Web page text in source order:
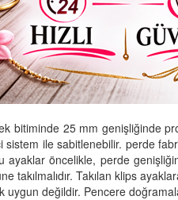
bitiminde 25 mm genişliğinde
ile sabitlenebilir. perde
ayaklar öncelikle, perde
takılmalıdır. Takılan klips
değildir. Pencere